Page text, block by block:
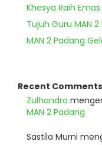
Khesya Raih
Tujuh Guru MAN
MAN 2 Padang
Recent Comments
Zulhandra
MAN 2 Padang
Sastila Murni